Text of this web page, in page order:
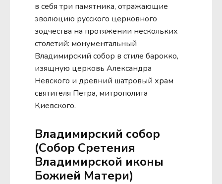
в себя три памятника, отражающие
эволюцию русского церковного
зодчества на протяжении нескольких
столетий: монументальный
Владимирский собор в стиле барокко,
изящную церковь Александра
Невского и древний шатровый храм
святителя Петра, митрополита
Киевского.
Владимирский собор
(Собор Сретения
Владимирской иконы
Божией Матери)